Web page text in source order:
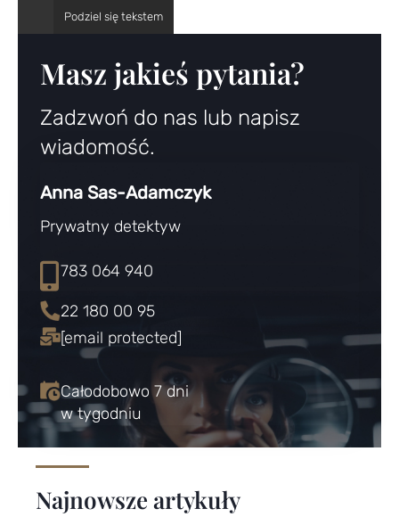
Masz jakieś pytania?
Zadzwoń do nas lub napisz
wiadomość.
Anna Sas-Adamczyk
Prywatny detektyw
783 064 940
22 180 00 95
[email protected]
Całodobowo 7 dni
w tygodniu
Najnowsze artykuły